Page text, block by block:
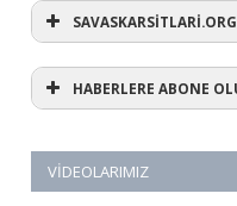
HABERLERE ABONE
VIDEOLARIMIZ